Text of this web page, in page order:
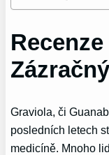
Graviola, či
posledních letech
medicíně. Mnoho